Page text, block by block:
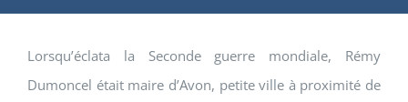
Lorsqu’éclata la Seconde guerre mondiale, Rémy
Dumoncel était maire d’Avon, petite ville à proximité de